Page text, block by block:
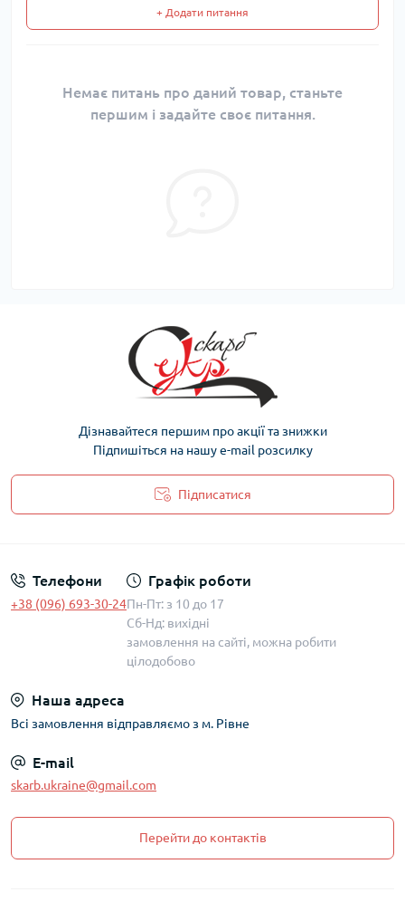
+ Додати питання
Немає питань про даний товар, станьте
першим і задайте своє питання.
Дізнавайтеся першим про акції та знижки
Підпишіться на нашу e-mail розсилку
Підписатися
Телефони
+38 (096) 693-30-24
Графік роботи
Пн-Пт: з 10 до 17
Сб-Нд: вихідні
замовлення на сайті, можна робити
цілодобово
Наша адреса
Всі замовлення відправляємо з м. Рівне
E-mail
skarb.ukraine@gmail.com
Перейти до контактів